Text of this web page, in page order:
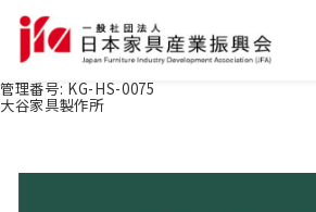
管理番号: KG-HS-0075
大谷家具製作所